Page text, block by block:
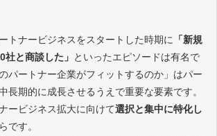
トナービジネスをスタートした時期に
「新規
と商談した」 といったエピソードは有名で
パートナー企業がフィットするのか」はパー
長期的に成長させるうえで重要な要素です。
ービジネス拡大に向けて選択と集中に特化し
です。